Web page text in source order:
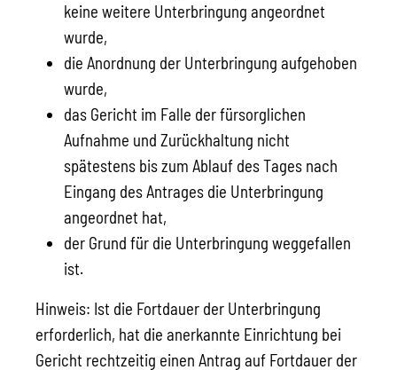
keine weitere Unterbringung angeordnet
wurde,
die Anordnung der Unterbringung aufgehoben
wurde,
das Gericht im Falle der fürsorglichen
Aufnahme und Zurückhaltung nicht
spätestens bis zum Ablauf des Tages nach
Eingang des Antrages die Unterbringung
angeordnet hat,
der Grund für die Unterbringung weggefallen
ist.
Hinweis: Ist die Fortdauer der Unterbringung
erforderlich, hat die anerkannte Einrichtung bei
Gericht rechtzeitig einen Antrag auf Fortdauer der